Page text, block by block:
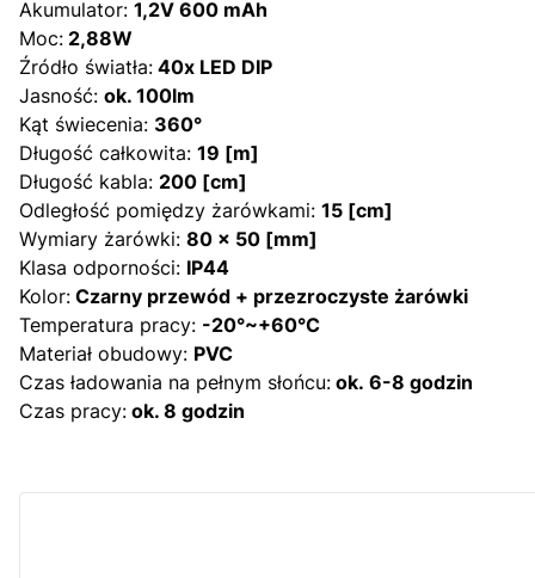
Akumulator: 1,2V 600 mAh
Moc: 2,88W
Źródło światła: 40x LED DIP
Jasność: ok. 100lm
Kąt świecenia: 360°
Długość całkowita: 19 [m]
Długość kabla: 200 [cm]
Odległość pomiędzy żarówkami: 15 [cm]
Wymiary żarówki: 80 x 50 [mm]
Klasa odporności: IP44
Kolor: Czarny przewód + przezroczyste żarówki
Temperatura pracy: -20°~+60°C
Materiał obudowy: PVC
Czas ładowania na pełnym słońcu: ok. 6-8 godzin
Czas pracy: ok. 8 godzin